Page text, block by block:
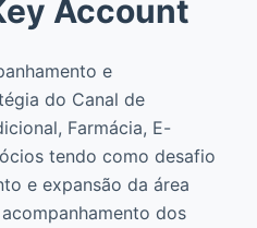
Account
e
do Canal de
Farmácia, E-
tendo como desafio
e expansão da área
dos